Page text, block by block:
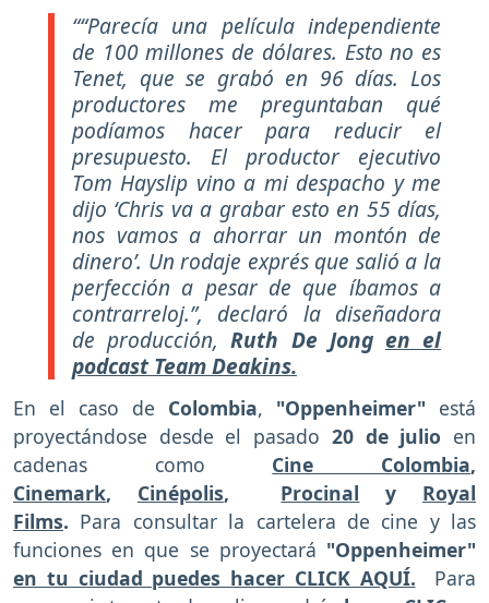
““Parecía una película independiente
de 100 millones de dólares. Esto no es
Tenet, que se grabó en 96 días. Los
productores me preguntaban qué
podíamos hacer para reducir el
presupuesto. El productor ejecutivo
Tom Hayslip vino a mi despacho y me
dijo ‘Chris va a grabar esto en 55 días,
nos vamos a ahorrar un montón de
dinero’. Un rodaje exprés que salió a la
perfección a pesar de que íbamos a
contrarreloj.”, declaró la diseñadora
de producción,Ruth De Jong en el
podcast Team Deakins.
En el caso de Colombia, "Oppenheimer" está
proyectándose desde el pasado 20 de julio en
cadenas como Cine Colombia,
Cinemark, Cinépolis, Procinal y Royal
Films. Para consultar la cartelera de cine y las
funciones en que se proyectará "Oppenheimer"
en tu ciudad puedes hacer CLICK AQUÍ.
Para